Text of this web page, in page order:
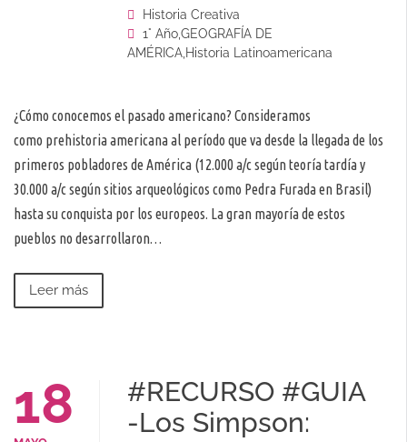
Historia Creativa
1° Año,GEOGRAFÍA DE
AMÉRICA,Historia Latinoamericana
¿Cómo conocemos el pasado americano? Consideramos
como prehistoria americana al período que va desde la llegada de los
primeros pobladores de América (12.000 a/c según teoría tardía y
30.000 a/c según sitios arqueológicos como Pedra Furada en Brasil)
hasta su conquista por los europeos. La gran mayoría de estos
pueblos no desarrollaron…
Leer más
18
#RECURSO #GUIA
-Los Simpson: